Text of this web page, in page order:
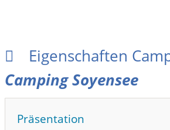
Eigenschaften
Camping Soyensee
Präsentation